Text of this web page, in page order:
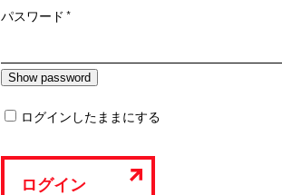
パスワード*必
ログインしたままにする
ログイン